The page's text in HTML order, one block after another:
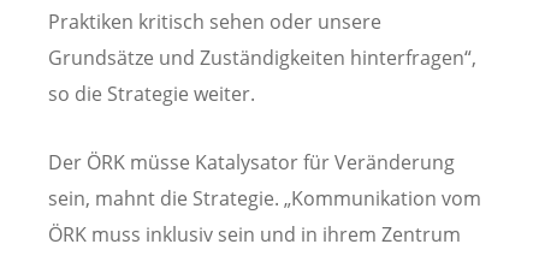
Praktiken kritisch sehen oder unsere
Grundsätze und Zuständigkeiten hinterfragen“,
so die Strategie weiter.
Der ÖRK müsse Katalysator für Veränderung
sein, mahnt die Strategie. „Kommunikation vom
ÖRK muss inklusiv sein und in ihrem Zentrum